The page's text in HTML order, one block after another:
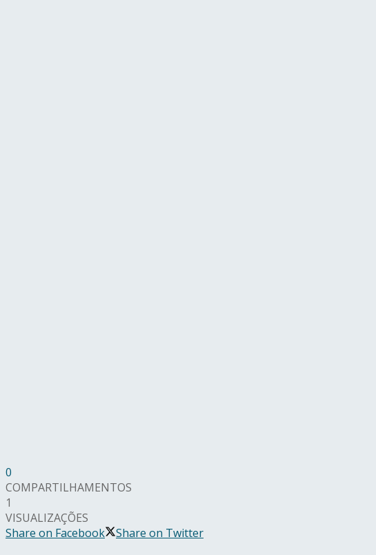
0
COMPARTILHAMENTOS
1
VISUALIZAÇÕES
Share on Facebook
Share on Twitter